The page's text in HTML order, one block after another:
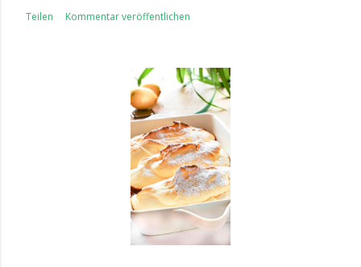
Teilen Kommentar veröffentlichen